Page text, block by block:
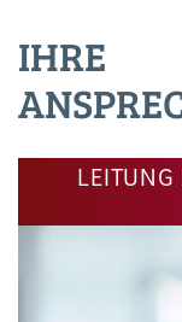
IHRE
LEITUNG